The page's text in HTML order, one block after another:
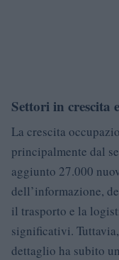
Settori in crescita
La crescita
principalmente dal
aggiunto 27.000
dell’informazione,
il trasporto e la
significativi.
dettaglio ha subito